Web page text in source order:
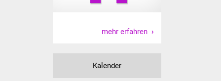
Ältere
Pflegeheim
mehr erfahren
Kalender